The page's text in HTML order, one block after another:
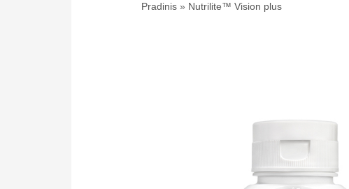
Pradinis Nutrilite™ Vision plus